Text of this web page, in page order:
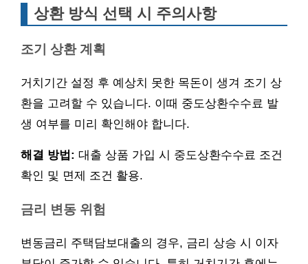
상환 방식 선택 시 주의사항
조기 상환 계획
거치기간 설정 후 예상치 못한 목돈이 생겨 조기 상
환을 고려할 수 있습니다. 이때 중도상환수수료 발
생 여부를 미리 확인해야 합니다.
해결 방법: 대출 상품 가입 시 중도상환수수료 조건
확인 및 면제 조건 활용.
금리 변동 위험
변동금리 주택담보대출의 경우, 금리 상승 시 이자